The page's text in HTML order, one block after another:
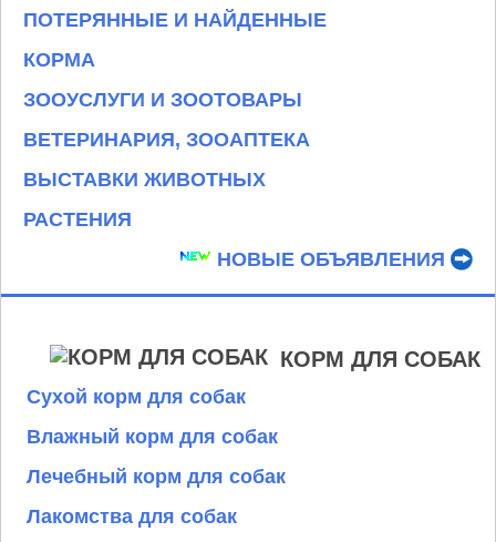
ПОТЕРЯННЫЕ И НАЙДЕННЫЕ
КОРМА
ЗООУСЛУГИ И ЗООТОВАРЫ
ВЕТЕРИНАРИЯ, ЗООАПТЕКА
ВЫСТАВКИ ЖИВОТНЫХ
РАСТЕНИЯ
НОВЫЕ ОБЪЯВЛЕНИЯ
КОРМ ДЛЯ СОБАК
Сухой корм для собак
Влажный корм для собак
Лечебный корм для собак
Лакомства для собак